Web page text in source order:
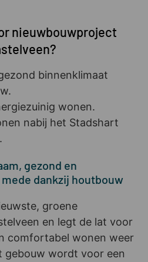
nieuwbouwproject
binnenklimaat
wonen.
nabij het Stadshart
gezond en
dankzij houtbouw
groene
en legt de lat voor
comfortabel wonen weer
gebouw wordt voor een